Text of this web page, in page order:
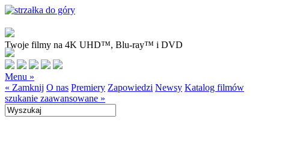
Twoje filmy na 4K UHD™, Blu-ray™ i DVD
Menu »
« Zamknij O nas Premiery Zapowiedzi Newsy Katalog filmów
szukanie zaawansowane »